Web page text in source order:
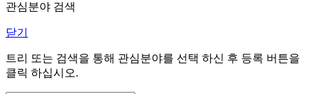
관심분야 검색
닫기
트리 또는 검색을 통해 관심분야를 선택 하신 후 등록 버튼을
클릭 하십시오.